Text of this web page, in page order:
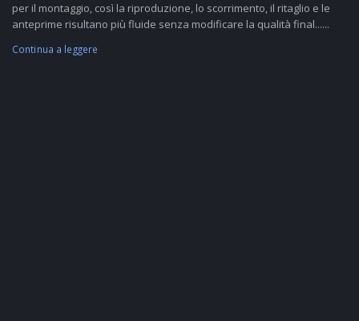
per il montaggio, così la riproduzione, lo scorrimento, il ritaglio e le
anteprime risultano più fluide senza modificare la qualità final......
Continua a leggere